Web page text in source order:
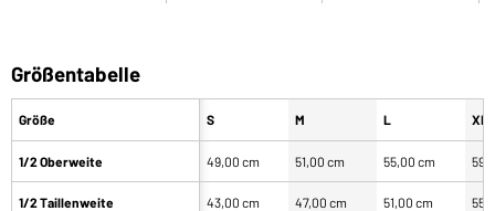
Größentabelle
Größe
1/2 Oberweite
1/2 Taillenweite
S M L XL
49,00 cm 51,00 cm 55,00 cm
43,00 cm 47,00 cm 51,00 cm